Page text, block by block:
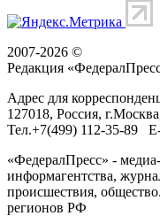
2007-2026 ©
Редакция «
Адрес для
127018, Россия, г.Москва
Тел.+7(499) 112-35-89
«ФедералПресс» -
информагентства,
происшествия,
регионов РФ